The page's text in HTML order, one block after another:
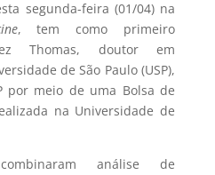
segunda-feira (01/04) na
, tem como primeiro
Thomas, doutor em
de São Paulo (USP),
por meio de uma Bolsa de
na Universidade de
análise de